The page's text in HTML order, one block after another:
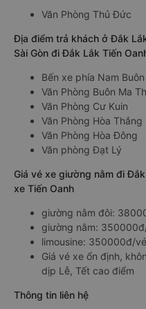
Văn Phòng Thủ Đức
Địa điểm trả khách ở Đắk
Sài Gòn đi Đắk Lắk Tiến
Bến xe phía Nam
Văn Phòng Buôn Ma
Văn Phòng Cư Kuin
Văn Phòng Hòa Thắng
Văn Phòng Hòa Đông
Văn phòng Đạt Lý
Giá vé xe giường nằm đi
xe Tiến Oanh
giường nằm đôi:
giường nằm:
limousine: 350000đ/vé
Giá vé xe ổn định,
dịp Lễ, Tết cao điểm
Thông tin liên hệ